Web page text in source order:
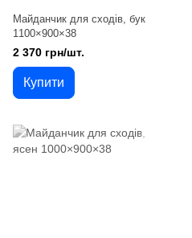
Майданчик для сходів, бук
1100×900×38
2 370 грн/шт.
Купити